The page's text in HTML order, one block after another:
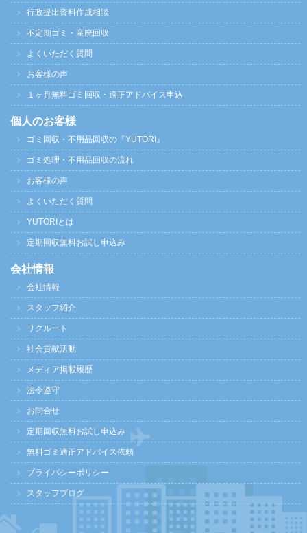
行政提出資料作成相談
不定期ゴミ・産廃回収
よくいただく質問
お客様の声
１ヶ月無料ゴミ回収・適正アドバイス申込
個人のお客様
ゴミ回収・不用品回収の『YUTORI』
ゴミ処理・不用品回収の流れ
お客様の声
よくいただく質問
YUTORIとは
定期回収無料お試し申込み
会社情報
会社情報
スタッフ紹介
リクルート
社会貢献活動
メディア掲載履歴
法令遵守
お問合せ
定期回収無料お試し申込み
無料ゴミ適正アドバイス依頼
プライバシーポリシー
スタッフブログ